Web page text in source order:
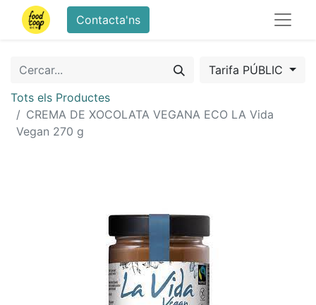
Contacta'ns
Tarifa PÚBLIC
Tots els Productes
CREMA DE XOCOLATA VEGANA ECO LA Vida
Vegan 270 g